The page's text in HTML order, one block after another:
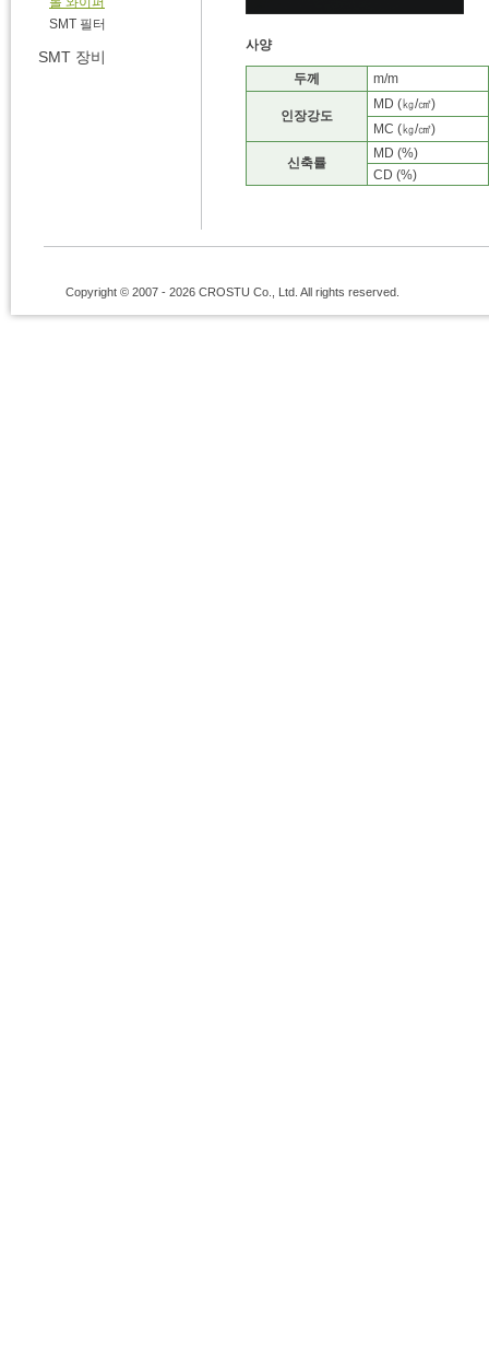
SMT 필터
SMT 장비
사양
두께 m/m
인장강도
MD (㎏/㎠)
MC (㎏/㎠)
신축률
MD (%)
CD (%)
Copyright © 2007 - 2026 CROSTU Co., Ltd. All rights reserved.